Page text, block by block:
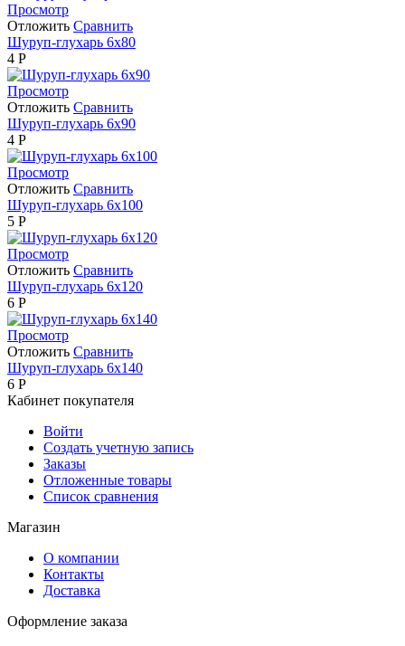
Просмотр
Отложить Сравнить
Шуруп-глухарь 6х80
4 Р
Просмотр
Отложить Сравнить
Шуруп-глухарь 6х90
4 Р
Просмотр
Отложить Сравнить
Шуруп-глухарь 6х100
5 Р
Просмотр
Отложить Сравнить
Шуруп-глухарь 6х120
6 Р
Просмотр
Отложить Сравнить
Шуруп-глухарь 6х140
6 Р
Кабинет покупателя
Войти
Создать учетную запись
Заказы
Отложенные товары
Список сравнения
Магазин
О компании
Контакты
Доставка
Оформление заказа